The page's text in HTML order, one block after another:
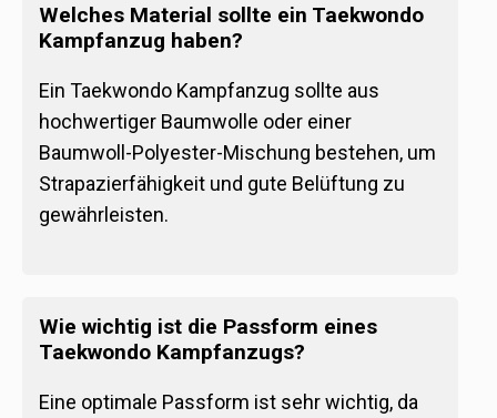
Welches Material sollte ein Taekwondo
Kampfanzug haben?
Ein Taekwondo Kampfanzug sollte aus
hochwertiger Baumwolle oder einer
Baumwoll-Polyester-Mischung bestehen, um
Strapazierfähigkeit und gute Belüftung zu
gewährleisten.
Wie wichtig ist die Passform eines
Taekwondo Kampfanzugs?
Eine optimale Passform ist sehr wichtig, da